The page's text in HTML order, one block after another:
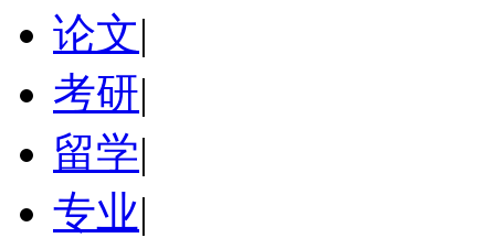
论文|
考研|
留学|
专业|